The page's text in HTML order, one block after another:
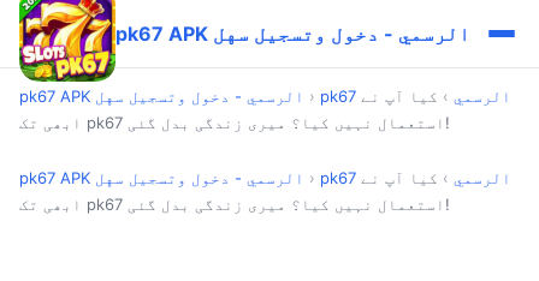
pk67 APK الرسمي - دخول وتسجيل سهل
pk67 APK الرسمي - دخول وتسجيل سهل › pk67 الرسمي › کیا آپ نے
ابھی تک pk67 استعمال نہیں کیا؟ میری زندگی بدل گئی!
pk67 APK الرسمي - دخول وتسجيل سهل › pk67 الرسمي › کیا آپ نے
ابھی تک pk67 استعمال نہیں کیا؟ میری زندگی بدل گئی!